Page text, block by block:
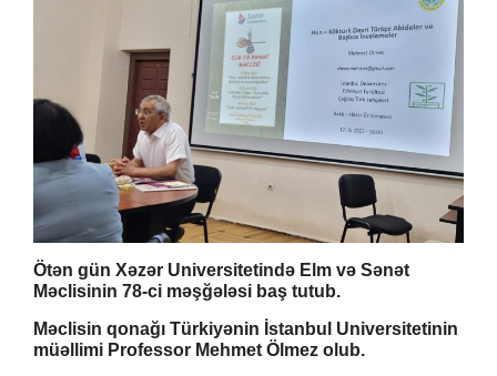
Ötən gün Xəzər Universitetində Elm və Sənət
Məclisinin 78-ci məşğələsi baş tutub.
Məclisin qonağı Türkiyənin İstanbul Universitetinin
müəllimi Professor Mehmet Ölmez olub.